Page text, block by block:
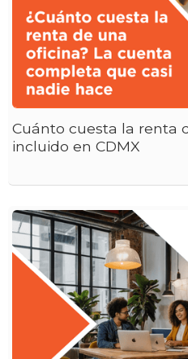
Cuánto cuesta la renta
incluido en CDMX